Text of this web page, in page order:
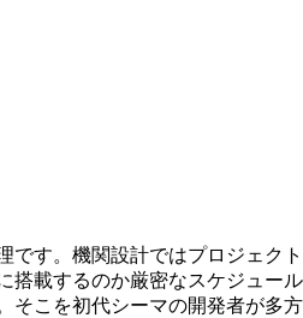
す。機関設計ではプロジェクト
搭載するのか厳密なスケジュール
そこを初代シーマの開発者が多方